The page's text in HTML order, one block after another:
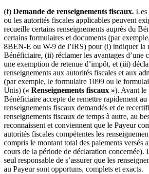
(f) Demande de renseignements fiscaux. Les
ou les autorités fiscales applicables peuvent
recueille certains renseignements auprès du
certains formulaires et documents (par
8BEN-E ou W-9 de l’IRS) pour (i) indiquer la
Bénéficiaire, (ii) réclamer les avantages d’une
une exemption de retenue d’impôt, et (iii)
renseignements aux autorités fiscales et aux
(par exemple, le formulaire 1099 ou le
Unis) (« Renseignements fiscaux »). Avant le
Bénéficiaire accepte de remettre rapidement au
renseignements fiscaux demandés et de
renseignements fiscaux de temps à autre, au
reconnaissent et conviennent que le Payeur
autorités fiscales compétentes les
compris le montant total des paiements versés
cours de la période de déclaration concernée).
seul responsable de s’assurer que les
au Payeur sont opportuns, complets et exacts.